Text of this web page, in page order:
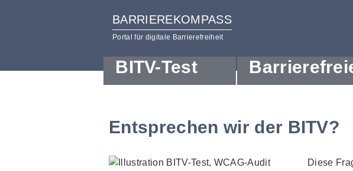
BARRIEREKOMPASS
Portal für digitale Barrierefreiheit
BITV-Test
Entsprechen wir der BITV?
Diese